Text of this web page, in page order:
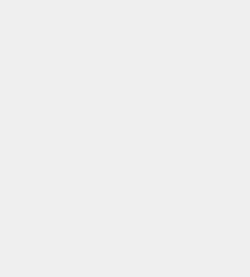
ードにコピーします